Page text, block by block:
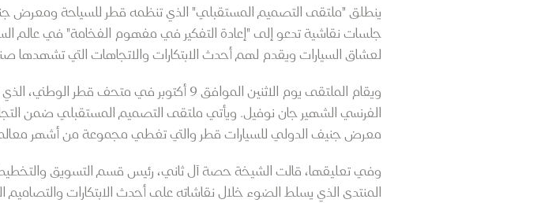
جلسات نقاشية تدعو إلى "إعادة التفكير في مفهوم الفخامة" في عالم
لعشاق السيارات ويقدم لهم أحدث الابتكارات والاتجاهات التي تشهدها
ويقام الملتقى يوم الاثنين الموافق 9 أكتوبر
الفرنسي الشهير جان نوفيل. ويأتي ملتقى التصميم المستقبلي ضمن
معرض جنيف الدولي للسيارات قطر والتي تغطي مجموعة من أشهر
وفي تعليقها، قالت الشيخة حصة آل ثاني، رئيس قسم التسويق
المنتدى الذي يسلط الضوء خلال نقاشاته على أحدث الابتكارات